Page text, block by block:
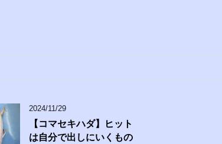
2024/11/29
【コマセキハダ】ヒット
は自分で出しにいくもの